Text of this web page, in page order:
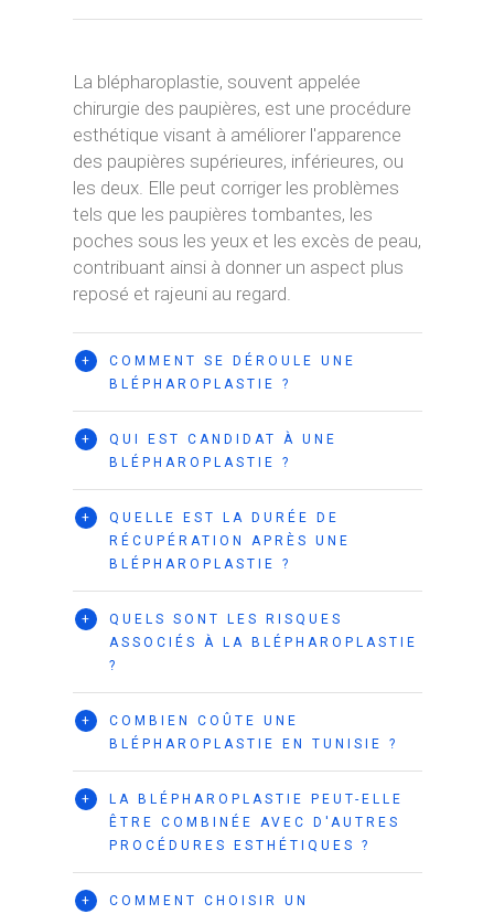
La blépharoplastie, souvent appelée
chirurgie des paupières, est une procédure
esthétique visant à améliorer l'apparence
des paupières supérieures, inférieures, ou
les deux. Elle peut corriger les problèmes
tels que les paupières tombantes, les
poches sous les yeux et les excès de peau,
contribuant ainsi à donner un aspect plus
reposé et rajeuni au regard.
+
COMMENT SE DÉROULE UNE
BLÉPHAROPLASTIE ?
+
QUI EST CANDIDAT À UNE
BLÉPHAROPLASTIE ?
+
QUELLE EST LA DURÉE DE
RÉCUPÉRATION APRÈS UNE
BLÉPHAROPLASTIE ?
+
QUELS SONT LES RISQUES
ASSOCIÉS À LA BLÉPHAROPLASTIE
?
+
COMBIEN COÛTE UNE
BLÉPHAROPLASTIE EN TUNISIE ?
+
LA BLÉPHAROPLASTIE PEUT-ELLE
ÊTRE COMBINÉE AVEC D'AUTRES
PROCÉDURES ESTHÉTIQUES ?
+
COMMENT CHOISIR UN